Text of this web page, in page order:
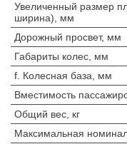
Увеличенный размер
ширина), мм
Дорожный просвет, мм
Габариты колес, мм
f. Колесная база, мм
Вместимость
Общий вес, кг
Максимальная